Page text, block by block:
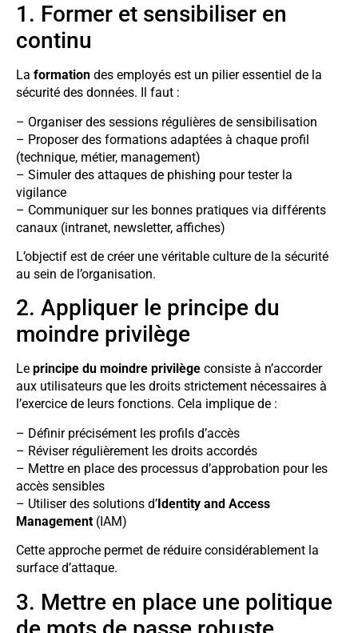
1. Former et sensibiliser en
continu
La formation des employés est un pilier essentiel de la
sécurité des données. Il faut :
– Organiser des sessions régulières de sensibilisation
– Proposer des formations adaptées à chaque profil
(technique, métier, management)
– Simuler des attaques de phishing pour tester la
vigilance
– Communiquer sur les bonnes pratiques via différents
canaux (intranet, newsletter, affiches)
L’objectif est de créer une véritable culture de la sécurité
au sein de l’organisation.
2. Appliquer le principe du
moindre privilège
Le principe du moindre privilège consiste à n’accorder
aux utilisateurs que les droits strictement nécessaires à
l’exercice de leurs fonctions. Cela implique de :
– Définir précisément les profils d’accès
– Réviser régulièrement les droits accordés
– Mettre en place des processus d’approbation pour les
accès sensibles
– Utiliser des solutions d’Identity and Access
Management (IAM)
Cette approche permet de réduire considérablement la
surface d’attaque.
3. Mettre en place une politique